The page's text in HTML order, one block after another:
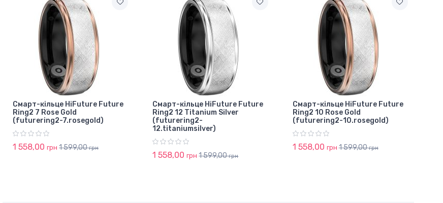
Смарт-кільце HiFuture Future
Ring2 7 Rose Gold
(futurering2-7.rosegold)
1 558,00 грн 1 599,00грн
Смарт-кільце HiFuture Future
Ring2 12 Titanium Silver
(futurering2-
12.titaniumsilver)
1 558,00грн1 599,00грн
Смарт-кільце HiFuture Future
Ring2 10 Rose Gold
(futurering2-10.rosegold)
1 558,00 грн1 599,00грн